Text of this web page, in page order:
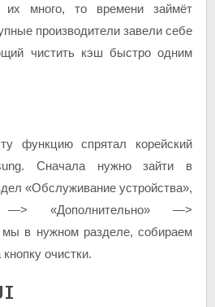
много, то времени займёт
производители завели себе
чистить кэш быстро одним
функцию спрятал корейский
Сначала нужно зайти в
«Обслуживание устройства»,
«Дополнительно» —>
в нужном разделе, собираем
очистки.